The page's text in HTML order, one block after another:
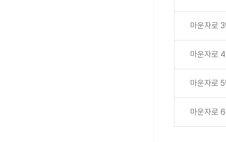
마운자로
마운자로
마운자로
마운자로